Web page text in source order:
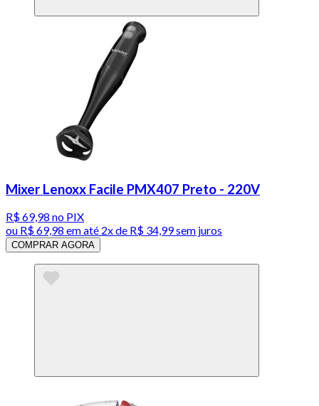
Mixer Lenoxx Facile PMX407 Preto - 220V
R$ 69,98 no PIX
ou R$ 69,98 em até 2x de R$ 34,99 sem juros
COMPRAR AGORA